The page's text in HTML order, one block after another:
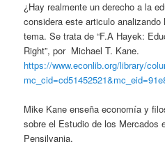
¿Hay realmente un derecho a la
considera este articulo
tema. Se trata de “F.A Hayek:
Right”, por Michael T. Kane.
https://www.econlib.org/library/
Mike Kane enseña economía y
sobre el Estudio de los Mercados
Pensilvania.